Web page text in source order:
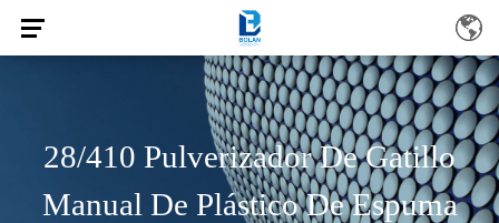
28/410 Pulverizador De Gatillo
Manual De Plástico De Espuma